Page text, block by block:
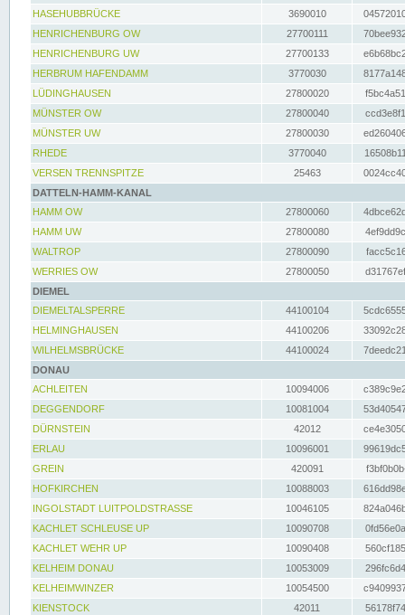
HASEHUBBRÜCKE
3690010
HENRICHENBURG OW
27700111
HENRICHENBURG UW
27700133
HERBRUM HAFENDAMM
3770030
LÜDINGHAUSEN
27800020
MÜNSTER OW
27800040
MÜNSTER UW
27800030
RHEDE
3770040
VERSEN TRENNSPITZE
25463
DATTELN-HAMM-KANAL
HAMM OW
27800060
HAMM UW
27800080
WALTROP
27800090
WERRIES OW
27800050
DIEMEL
DIEMELTALSPERRE
44100104
HELMINGHAUSEN
44100206
WILHELMSBRÜCKE
44100024
DONAU
ACHLEITEN
10094006
DEGGENDORF
10081004
DÜRNSTEIN
42012
ERLAU
10096001
GREIN
420091
HOFKIRCHEN
10088003
INGOLSTADT LUITPOLDSTRASSE
10046105
KACHLET SCHLEUSE UP
10090708
KACHLET WEHR UP
10090408
KELHEIM DONAU
10053009
KELHEIMWINZER
10054500
KIENSTOCK
42011